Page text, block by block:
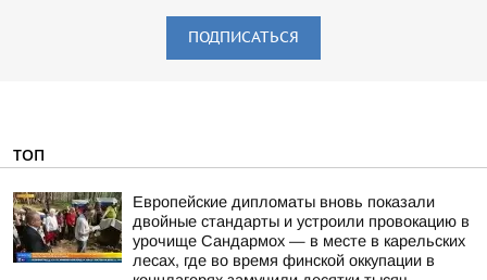
ПОДПИСАТЬСЯ
ТОП
Европейские дипломаты вновь показали
двойные стандарты и устроили провокацию в
урочище Сандармох — в месте в карельских
лесах, где во время финской оккупации в